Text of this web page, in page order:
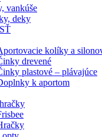
vankúše
deky
kolíky a
drevené
plastové – plávajúce
k aportom